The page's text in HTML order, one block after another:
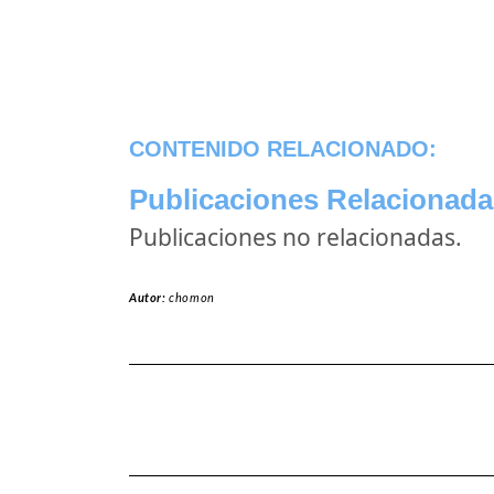
CONTENIDO RELACIONADO:
Publicaciones
Publicaciones no relacionadas.
Autor:chomon